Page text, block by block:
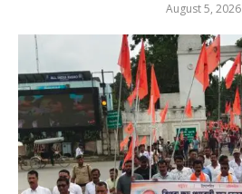
August 5, 2026